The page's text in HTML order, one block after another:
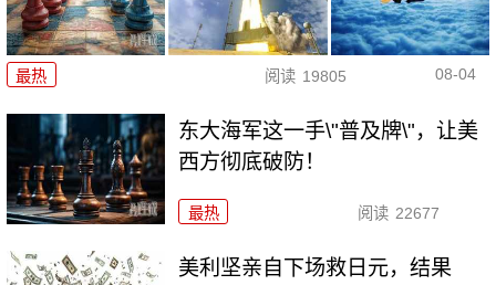
最热 阅读 19805 08-04
东大海军这一手\"普及牌\"，让美
西方彻底破防！
最热 阅读 22677
美利坚亲自下场救日元，结果